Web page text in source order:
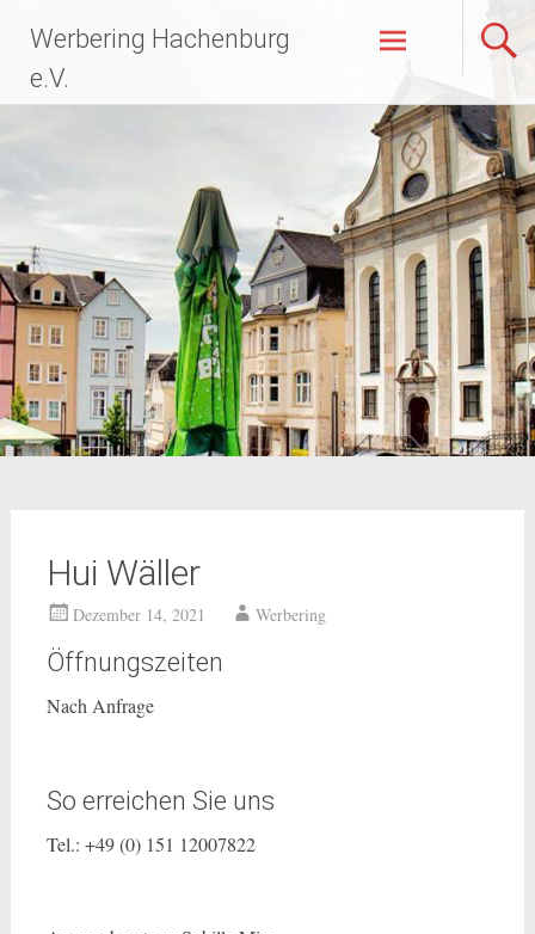
Inhalt
springen
Werbering Hachenburg
e.V.
Hui Wäller
Dezember 14, 2021 Werbering
Öffnungszeiten
Nach Anfrage
So erreichen Sie uns
Tel.: +49 (0) 151 12007822